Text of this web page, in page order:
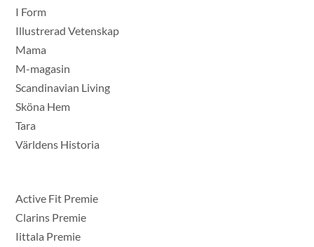
I Form
Illustrerad Vetenskap
Mama
M-magasin
Scandinavian Living
Sköna Hem
Tara
Världens Historia
Active Fit Premie
Clarins Premie
Iittala Premie